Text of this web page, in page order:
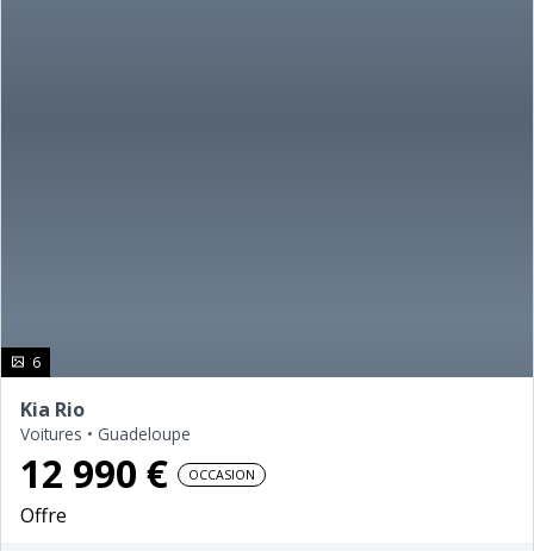
6photo(s)
Kia Rio
Voitures • Guadeloupe
12 990 € OCCASION
Offre